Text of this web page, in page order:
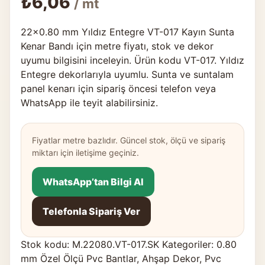
/ mt
22×0.80 mm Yıldız Entegre VT-017 Kayın Sunta
Kenar Bandı için metre fiyatı, stok ve dekor
uyumu bilgisini inceleyin. Ürün kodu VT-017. Yıldız
Entegre dekorlarıyla uyumlu. Sunta ve suntalam
panel kenarı için sipariş öncesi telefon veya
WhatsApp ile teyit alabilirsiniz.
Fiyatlar metre bazlıdır. Güncel stok, ölçü ve sipariş
miktarı için iletişime geçiniz.
WhatsApp’tan Bilgi Al
Telefonla Sipariş Ver
Stok kodu: M.22080.VT-017.SK Kategoriler: 0.80
mm Özel Ölçü Pvc Bantlar, Ahşap Dekor, Pvc